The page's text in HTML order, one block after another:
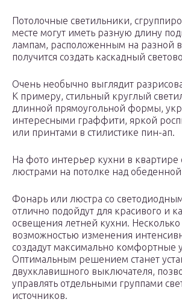
Потолочные светильники,
месте могут иметь разную длину
лампам, расположенным на разной
получится создать каскадный
Очень необычно выглядит
К примеру, стильный круглый
длинной прямоугольной формы,
интересными граффити, яркой
или принтами в стилистике пин-ап.
На фото интерьер кухни в квартире
люстрами на потолке над
Фонарь или люстра со
отлично подойдут для красивого и
освещения летней кухни.
возможностью изменения
создадут максимально комфортные
Оптимальным решением станет
двухклавишного выключателя,
управлять отдельными группами
источников.